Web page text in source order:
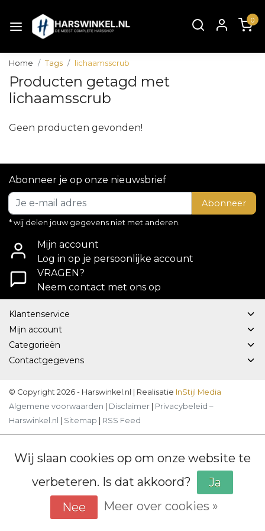
0
Home Tags lichaamsscrub
Producten getagd met
lichaamsscrub
Geen producten gevonden!
Abonneer je op onze nieuwsbrief
Abonneer
* wij delen jouw gegevens niet met anderen.
Mijn account
Log in op je persoonlijke account
VRAGEN?
Neem contact met ons op
Klantenservice
Mijn account
Categorieën
Contactgegevens
© Copyright 2026 - Harswinkel.nl | Realisatie InStijl Media
Algemene voorwaarden
Disclaimer
Privacybeleid –
Harswinkel.nl
Sitemap RSS Feed
Wij slaan cookies op om onze website te
verbeteren. Is dat akkoord?
Ja
Nee
Meer over cookies »